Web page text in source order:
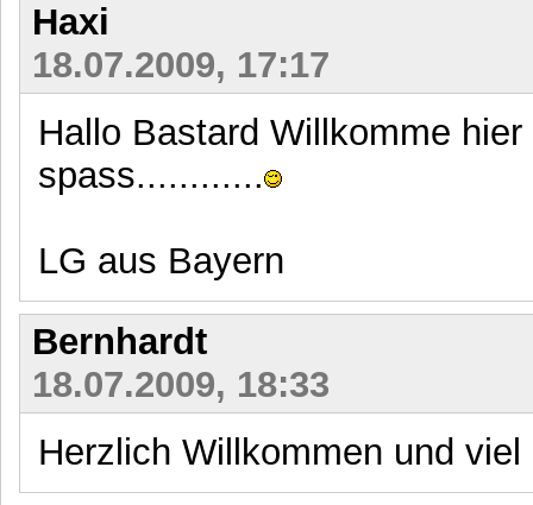
Haxi
18.07.2009, 17:17
Hallo Bastard Willkomme
spass............
LG aus Bayern
Bernhardt
18.07.2009, 18:33
Herzlich Willkommen und